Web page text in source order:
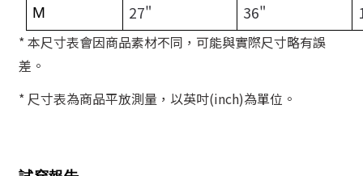
M 27" 36"
* 本尺寸表會因商品素材不同，可能與實際尺寸略有誤
差。
* 尺寸表為商品平放測量，以英吋(inch)為單位。